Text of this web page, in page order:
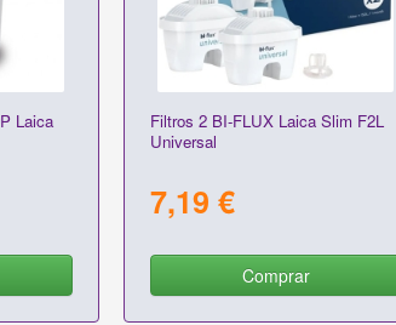
Laica
Filtros 2 BI-FLUX Laica Slim F2L
Universal
7,19 €
Comprar